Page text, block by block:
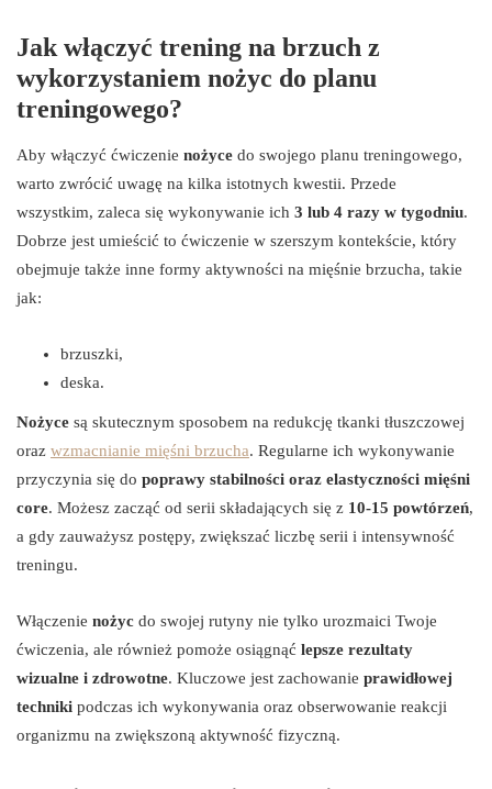
Jak włączyć trening na brzuch z
wykorzystaniem nożyc do planu
treningowego?
Aby włączyć ćwiczenie nożyce do swojego planu treningowego,
warto zwrócić uwagę na kilka istotnych kwestii. Przede
wszystkim, zaleca się wykonywanie ich 3 lub 4 razy w tygodniu.
Dobrze jest umieścić to ćwiczenie w szerszym kontekście, który
obejmuje także inne formy aktywności na mięśnie brzucha, takie
jak:
brzuszki,
deska.
Nożyce są skutecznym sposobem na redukcję tkanki tłuszczowej
oraz wzmacnianie mięśni brzucha. Regularne ich wykonywanie
przyczynia się do poprawy stabilności oraz elastyczności mięśni
core. Możesz zacząć od serii składających się z 10-15 powtórzeń,
a gdy zauważysz postępy, zwiększać liczbę serii i intensywność
treningu.
Włączenie nożyc do swojej rutyny nie tylko urozmaici Twoje
ćwiczenia, ale również pomoże osiągnąć lepsze rezultaty
wizualne i zdrowotne. Kluczowe jest zachowanie prawidłowej
techniki podczas ich wykonywania oraz obserwowanie reakcji
organizmu na zwiększoną aktywność fizyczną.